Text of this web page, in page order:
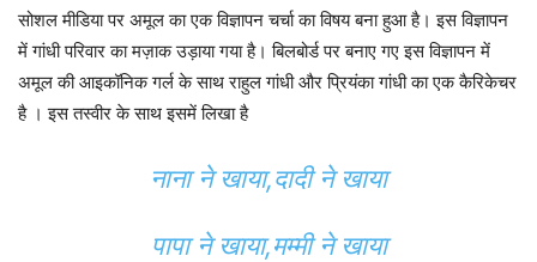
सोशल मीडिया पर अमूल का एक विज्ञापन चर्चा का विषय बना हुआ है। इस विज्ञापन
में गांधी परिवार का मज़ाक उड़ाया गया है। बिलबोर्ड पर बनाए गए इस विज्ञापन में
अमूल की आइकॉनिक गर्ल के साथ राहुल गांधी और प्रियंका गांधी का एक कैरिकेचर
है । इस तस्वीर के साथ इसमें लिखा है
नाना ने खाया,दादी ने खाया
पापा ने खाया,मम्मी ने खाया